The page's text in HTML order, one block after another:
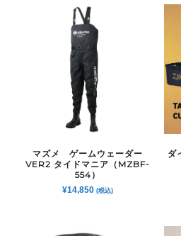
マズメ ゲームウェーダー
VER2 タイドマニア（MZBF-
554）
¥14,850 (税込)
ダ